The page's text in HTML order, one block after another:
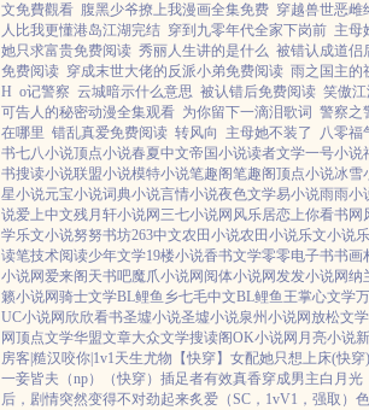
文免費觀看 腹黑少爷撩上我漫画全集免费 穿越兽世恶雌
人比我更懂港岛江湖完结 穿到九零年代全家下岗前 主母
她只求富贵免费阅读 秀丽人生讲的是什么 被错认成道侣
免费阅读 穿成末世大佬的反派小弟免费阅读 雨之国主的
H o记警察 云城暗示什么意思 被认错后免费阅读 笑傲
可告人的秘密动漫全集观看 为你留下一滴泪歌词 警察之
在哪里 错乱真爱免费阅读 转风向 主母她不装了 八零福
书七八小说顶点小说春夏中文帝国小说读者文学一号小说
书搜读小说联盟小说模特小说笔趣阁笔趣阁顶点小说冰雪
星小说元宝小说词典小说言情小说夜色文学易小说雨雨小
说爱上中文残月轩小说网 三七小说网 风乐居恋上你看书网
学乐文小说努努书坊263中文农田小说农田小说乐文小说
读笔技术阅读少年文学19楼小说香书文学零零电子书书画
小说网爱来阁 天书吧魔爪小说网 阅体小说网发发小说网纳
籁小说网骑士文学BL鲤鱼乡七毛中文BL鲤鱼王掌心文学
UC小说网 欣欣看书圣墟小说圣墟小说泉州小说网放松文学
网顶点文学华盟文章大众文学搜读阁OK小说网 月亮小说
房客|糙汉咬你|1v1天生尤物【快穿】 女配她只想上床(快穿)
一妾皆夫（np）
（快穿）插足者有效真香穿成男主白月光
后，剧情突然变得不对劲起来炙爱（SC，1vV1，强取）